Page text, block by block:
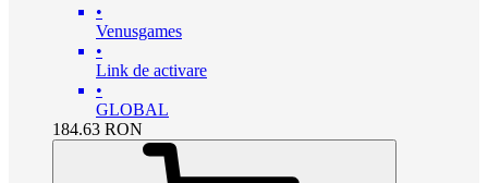
•
Venusgames
•
Link de activare
•
GLOBAL
184.63 RON